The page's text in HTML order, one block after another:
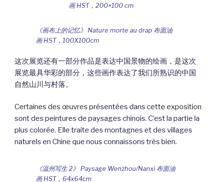
画 HST，200×100 cm
《画布上的记忆》 Nature morte au drap 布面油
画 HST，100X100cm
这次展览还有一部分作品是表达中国景物的绘画，是这次
展览最具华彩的部分，这些画作表达了我们所熟识的中国
自然山川与村落。
Certaines des œuvres présentées dans cette exposition
sont des peintures de paysages chinois. C’est la partie la
plus colorée. Elle traite des montagnes et des villages
naturels en Chine que nous connaissons très bien.
《温州写生 2》 Paysage Wenzhou/Nanxi ​布面油
画 HST，64x64cm